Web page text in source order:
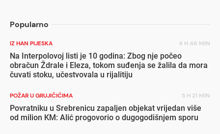
Popularno
IZ HAN PIJESKA 4 H 46 MIN
Na Interpolovoj listi je 10 godina: Zbog nje počeo
obračun Ždrale i Eleza, tokom suđenja se žalila da mora
čuvati stoku, učestvovala u rijalitiju
POŽAR U GRUJIČIĆIMA 5 H 21 MIN
Povratniku u Srebrenicu zapaljen objekat vrijedan više
od milion KM: Alić progovorio o dugogodišnjem sporu